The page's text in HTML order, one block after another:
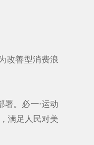
改善型消费浪
。必一·运动
，满足人民对美